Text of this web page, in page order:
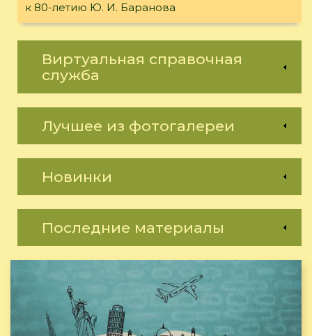
к 80-летию Ю. И. Баранова
Виртуальная справочная
служба
Лучшее из фотогалереи
Новинки
Последние материалы